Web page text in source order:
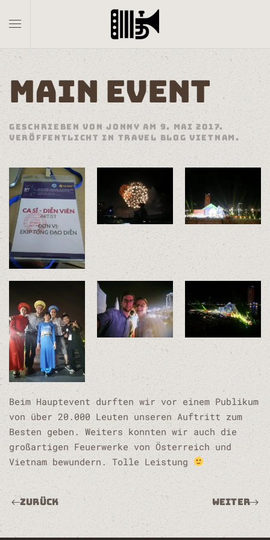
Skip to main content
MAIN EVENT
GESCHRIEBEN VONJONNY AM 9. MAI 2017.
VERÖFFENTLICHT IN TRAVEL BLOG VIETNAM .
Beim Hauptevent durften wir vor einem Publikum
von über 20.000 Leuten unseren Auftritt zum
Besten geben. Weiters konnten wir auch die
großartigen Feuerwerke von Österreich und
Vietnam bewundern. Tolle Leistung
Zurück Weiter